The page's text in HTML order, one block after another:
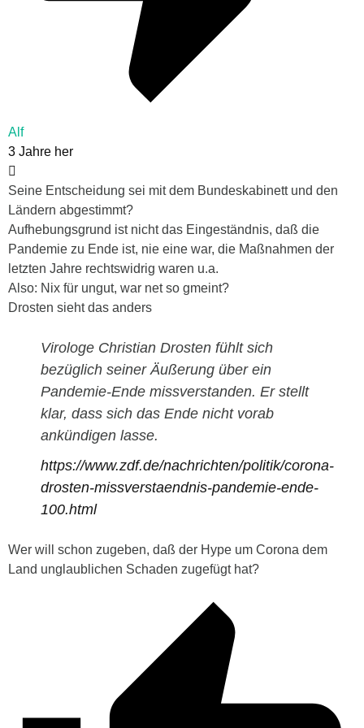
Alf
3 Jahre her
Seine Entscheidung sei mit dem Bundeskabinett und den
Ländern abgestimmt?
Aufhebungsgrund ist nicht das Eingeständnis, daß die
Pandemie zu Ende ist, nie eine war, die Maßnahmen der
letzten Jahre rechtswidrig waren u.a.
Also: Nix für ungut, war net so gmeint?
Drosten sieht das anders
Virologe Christian Drosten fühlt sich
bezüglich seiner Äußerung über ein
Pandemie-Ende missverstanden. Er stellt
klar, dass sich das Ende nicht vorab
ankündigen lasse.
https://www.zdf.de/nachrichten/politik/corona-
drosten-missverstaendnis-pandemie-ende-
100.html
Wer will schon zugeben, daß der Hype um Corona dem
Land unglaublichen Schaden zugefügt hat?